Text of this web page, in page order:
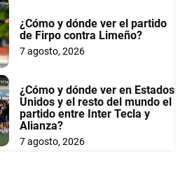
¿Cómo y dónde ver el partido
de Firpo contra Limeño?
7 agosto, 2026
¿Cómo y dónde ver en Estados
Unidos y el resto del mundo el
partido entre Inter Tecla y
Alianza?
7 agosto, 2026